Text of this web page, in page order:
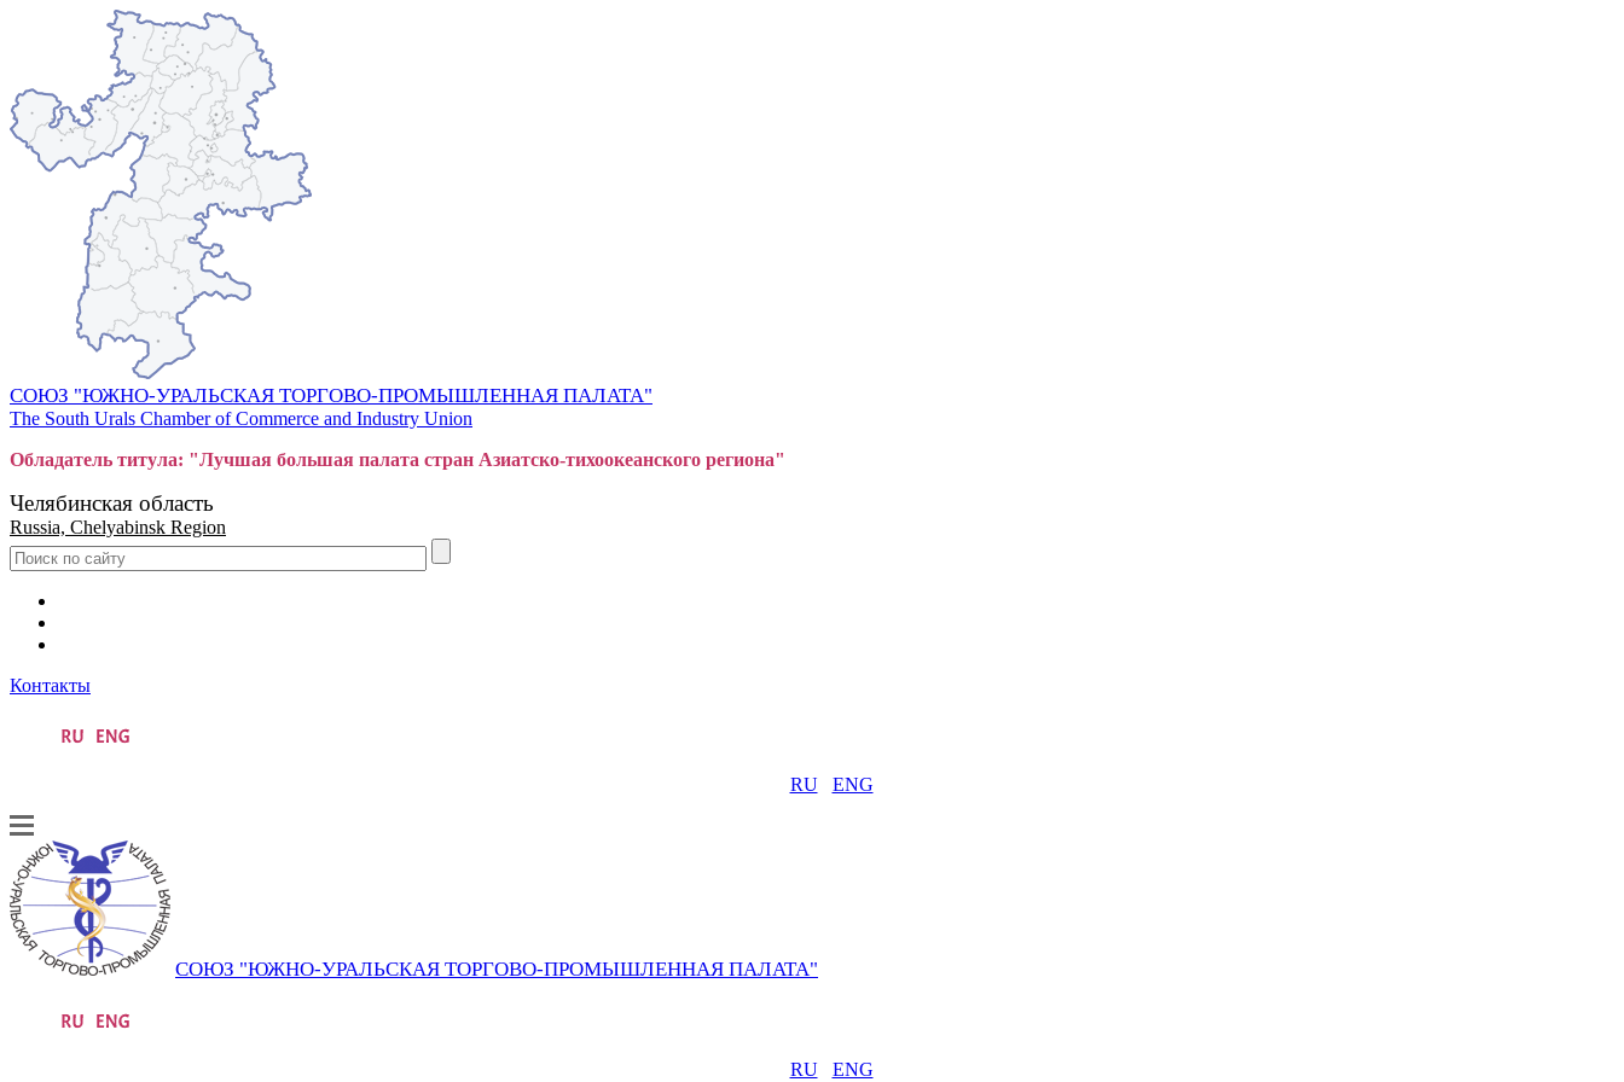
СОЮЗ "ЮЖНО-УРАЛЬСКАЯ ТОРГОВО-ПРОМЫШЛЕННАЯ ПАЛАТА"
The South Urals Chamber of Commerce and Industry Union
Обладатель титула: "Лучшая большая палата стран Азиатско-тихоокеанского региона"
Челябинская область
Russia, Chelyabinsk Region
Контакты
RU ENG
СОЮЗ "ЮЖНО-УРАЛЬСКАЯ ТОРГОВО-ПРОМЫШЛЕННАЯ ПАЛАТА"
RU ENG